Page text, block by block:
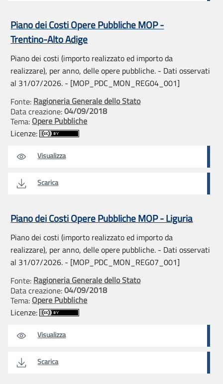
Piano dei Costi Opere Pubbliche MOP -
Trentino-Alto Adige
Piano dei costi (importo realizzato ed importo da
realizzare), per anno, delle opere pubbliche. - Dati osservati
al 31/07/2026. - [MOP_PDC_MON_REG04_001]
Fonte: Ragioneria Generale dello Stato
Data creazione:04/09/2018
Tema: Opere Pubbliche
Licenze:
Visualizza
Scarica
Piano dei Costi Opere Pubbliche MOP - Liguria
Piano dei costi (importo realizzato ed importo da
realizzare), per anno, delle opere pubbliche. - Dati osservati
al 31/07/2026. - [MOP_PDC_MON_REG07_001]
Fonte: Ragioneria Generale dello Stato
Data creazione:04/09/2018
Tema: Opere Pubbliche
Licenze:
Visualizza
Scarica